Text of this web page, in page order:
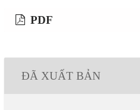
PDF
ĐÃ XUẤT BẢN